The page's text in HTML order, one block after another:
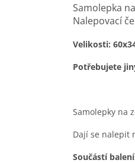
Samolepka
Nalepovací
Velikosti:
Potřebujete
Samolepky na
Dají se nalepit
Součástí